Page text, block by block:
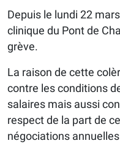
Depuis le lundi 22
clinique du Pont de
grève.
La raison de cette
contre les conditions
salaires mais aussi
respect de la part de
négociations